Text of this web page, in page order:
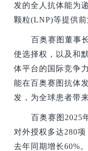
发的全人抗体能为
颗粒(LNP)等提供前
百奥赛图董事
使选择权，以及和
体平台的国际竞争
能在百奥赛图抗体
发，为全球患者带
百奥赛图2025
对外授权多达280
去年同期增长60%